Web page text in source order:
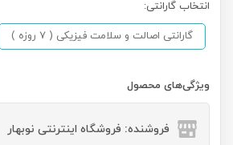
انتخاب گارانتی:
گارانتی اصالت و سلامت فیزیکی ( 7 روزه )
ویژگی‌های محصول
فروشنده: فروشگاه اینترنتی نوبهار